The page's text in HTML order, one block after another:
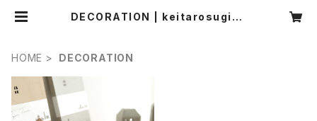
DECORATION | keitarosugiha
HOME DECORATION